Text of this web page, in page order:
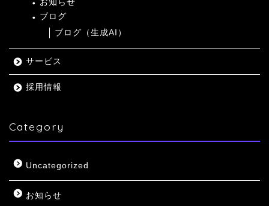
お知らせ
ブログ
ブログ（生成AI）
サービス
採用情報
Category
Uncategorized
お知らせ